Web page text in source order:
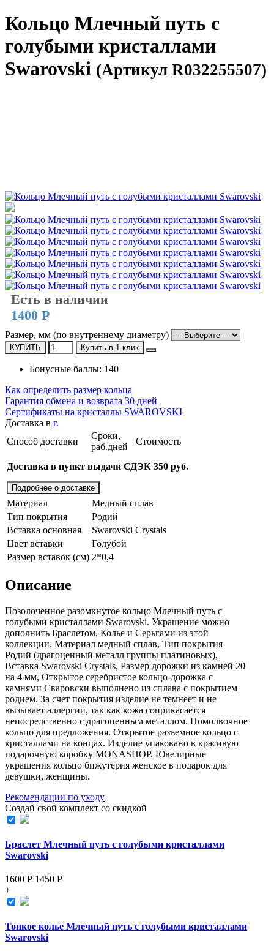
Кольцо Млечный путь с
голубыми кристаллами
Swarovski (Артикул R032255507)
Есть в наличии
1400 Р
Размер, мм (по внутреннему диаметру)
КУПИТЬ Купить в 1 клик
Бонусные баллы: 140
Как определить размер кольца
Гарантия обмена и возврата 30 дней
Сертификаты на кристаллы SWAROVSKI
Доставка в г.
Способ доставки
Сроки,
раб.дней
Стоимость
Доставка в пункт выдачи СДЭК 350 руб.
Подробнее о доставке
Материал
Медный сплав
Тип покрытия
Родий
Вставка основная
Swarovski Crystals
Цвет вставки
Голубой
Размер вставок (см) 2*0,4
Описание
Позолоченное разомкнутое кольцо Млечный путь с
голубыми кристаллами Swarovski. Украшение можно
дополнить Браслетом, Колье и Серьгами из этой
коллекции. Материал медный сплав, Тип покрытия
Родий (драгоценный металл группы платиновых),
Вставка Swarovski Crystals, Размер дорожки из камней 20
на 4 мм, Открытое серебристое кольцо-дорожка с
камнями Сваровски выполнено из сплава с покрытием
родием. За счет покрытия изделие не темнеет и не
вызывает аллергии, так как кожа соприкасается
непосредственно с драгоценным металлом. Помолвочное
кольцо для предложения. Открытое разъемное кольцо с
кристаллами на концах. Изделие упаковано в красивую
подарочную коробку MONASHOP. Ювелирные
украшения кольцо бижутерия женское в подарок для
девушки, женщины.
Рекомендации по уходу
Создай свой комплект со скидкой
Браслет Млечный путь с голубыми кристаллами
Swarovski
1600 Р 1450 Р
+
Тонкое колье Млечный путь с голубыми кристаллами
Swarovski